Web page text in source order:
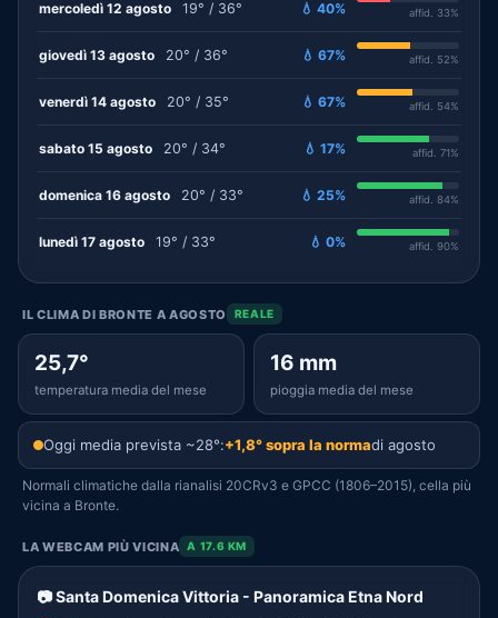
mercoledì 12 agosto 19° / 36° 💧 40% affid. 33%
giovedì 13 agosto 20° / 36° 💧 67% affid. 52%
venerdì 14 agosto 20° / 35° 💧 67% affid. 54%
sabato 15 agosto 20° / 34° 💧 17% affid. 71%
domenica 16 agosto 20° / 33° 💧 25% affid. 84%
lunedì 17 agosto 19° / 33° 💧 0% affid. 90%
IL CLIMA DI BRONTE A AGOSTO REALE
25,7°
temperatura media del mese
16 mm
pioggia media del mese
Oggi media prevista ~28°:+1,8° sopra la normadi agosto
Normali climatiche dalla rianalisi 20CRv3 e GPCC (1806–2015), cella più
vicina a Bronte.
LA WEBCAM PIÙ VICINA A 17.6 KM
📷 Santa Domenica Vittoria - Panoramica Etna Nord